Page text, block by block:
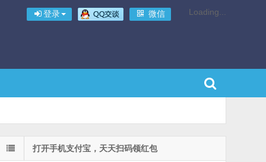
登录 微信 Loading...
打开手机支付宝，天天扫码领红包